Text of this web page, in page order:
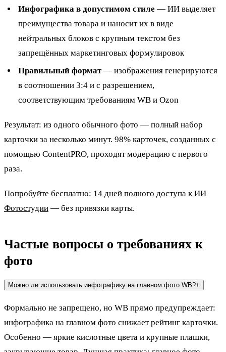
Инфографика в допустимом стиле — ИИ выделяет
преимущества товара и наносит их в виде
нейтральных блоков с крупным текстом без
запрещённых маркетинговых формулировок
Правильный формат— изображения генерируются
в соотношении 3:4 и с разрешением,
соответствующим требованиям WB и Ozon
Результат: из одного обычного фото — полный набор
карточки за несколько минут. 98% карточек, созданных с
помощью ContentPRO, проходят модерацию с первого
раза.
Попробуйте бесплатно: 14 дней полного доступа к ИИ
Фотостудии — без привязки карты.
Частые вопросы о требованиях к
фото
Можно ли использовать инфографику на главном фото WB?+
Формально не запрещено, но WB прямо предупреждает:
инфографика на главном фото снижает рейтинг карточки.
Особенно — яркие кислотные цвета и крупные плашки,